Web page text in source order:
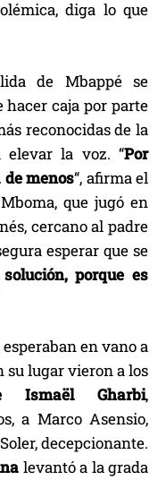
diga lo que
de Mbappé se
hacer caja por parte
reconocidas de la
elevar la voz. “Por
de menos“, afirma el
que jugó en
cercano al padre
esperar que se
porque es
en vano a
su lugar vieron a los
Ismaël Gharbi,
a Marco Asensio,
decepcionante.
levantó a la grada